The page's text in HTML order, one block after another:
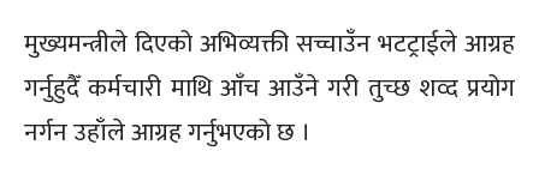
मुख्यमन्त्रीले दिएको अभिव्यक्ती सच्चाउँन भटट्राईले आग्रह
गर्नुहुदैँ कर्मचारी माथि आँच आउँने गरी तुच्छ शव्द प्रयोग
नर्गन उहाँले आग्रह गर्नुभएको छ ।